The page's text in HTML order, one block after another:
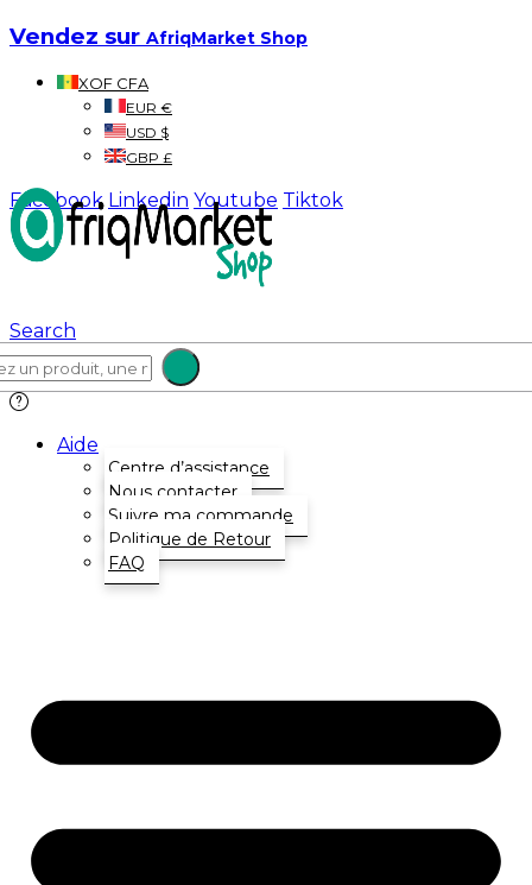
Vendez sur AfriqMarket Shop
XOF CFA
EUR €
USD $
GBP £
Facebook Linkedin Youtube Tiktok
Search
Aide
Centre d’assistance
Nous contacter
Suivre ma commande
Politique de Retour
FAQ